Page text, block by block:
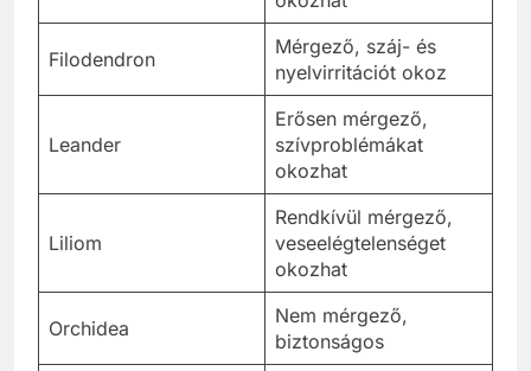
Filodendron
Mérgező, száj- és
nyelvirritációt okoz
Leander
Erősen mérgező,
szívproblémákat
okozhat
Liliom
Rendkívül mérgező,
veseelégtelenséget
okozhat
Orchidea
Nem mérgező,
biztonságos